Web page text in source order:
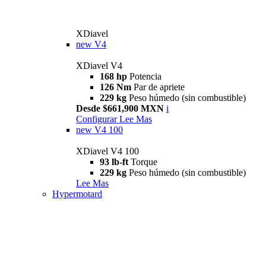
XDiavel
new V4
XDiavel V4
168 hp Potencia
126 Nm Par de apriete
229 kg Peso húmedo (sin combustible)
Desde $661,900 MXN i
Configurar Lee Mas
new V4 100
XDiavel V4 100
93 lb-ft Torque
229 kg Peso húmedo (sin combustible)
Lee Mas
Hypermotard